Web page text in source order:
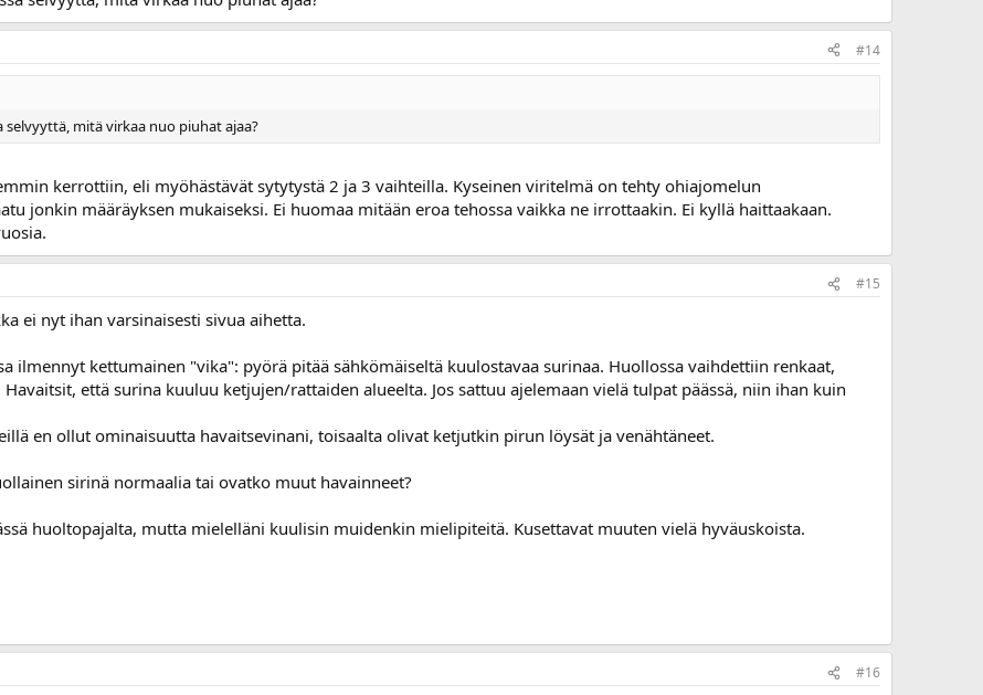
#14
mitä virkaa nuo piuhat ajaa?
kerrottiin, eli myöhästävät sytytystä 2 ja 3 vaihteilla. Kyseinen viritelmä on tehty ohiajomelun
jonkin määräyksen mukaiseksi. Ei huomaa mitään eroa tehossa vaikka ne irrottaakin. Ei kyllä haittaakaan.
#15
ei nyt ihan varsinaisesti sivua aihetta.
ilmennyt kettumainen "vika": pyörä pitää sähkömäiseltä kuulostavaa surinaa. Huollossa vaihdettiin renkaat,
että surina kuuluu ketjujen/rattaiden alueelta. Jos sattuu ajelemaan vielä tulpat päässä, niin ihan kuin
en ollut ominaisuutta havaitsevinani, toisaalta olivat ketjutkin pirun löysät ja venähtäneet.
sirinä normaalia tai ovatko muut havainneet?
huoltopajalta, mutta mielelläni kuulisin muidenkin mielipiteitä. Kusettavat muuten vielä hyväuskoista.
#16